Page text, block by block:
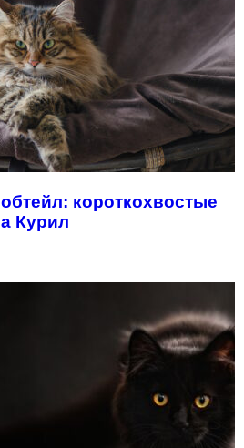
короткохвостые
Курил